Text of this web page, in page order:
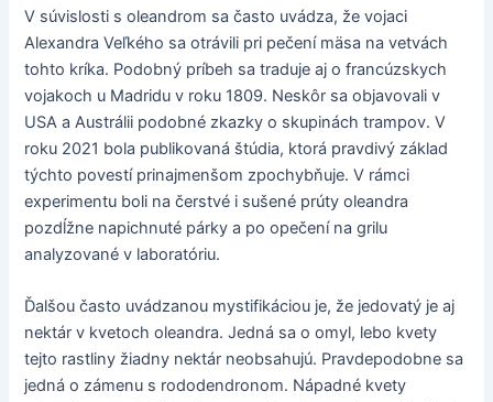
V súvislosti s oleandrom sa často uvádza, že vojaci
Alexandra Veľkého sa otrávili pri pečení mäsa na vetvách
tohto kríka. Podobný príbeh sa traduje aj o francúzskych
vojakoch u Madridu v roku 1809. Neskôr sa objavovali v
USA a Austrálii podobné zkazky o skupinách trampov. V
roku 2021 bola publikovaná štúdia, ktorá pravdivý základ
týchto povestí prinajmenšom zpochybňuje. V rámci
experimentu boli na čerstvé i sušené prúty oleandra
pozdĺžne napichnuté párky a po opečení na grilu
analyzované v laboratóriu.
Ďalšou často uvádzanou mystifikáciou je, že jedovatý je aj
nektár v kvetoch oleandra. Jedná sa o omyl, lebo kvety
tejto rastliny žiadny nektár neobsahujú. Pravdepodobne sa
jedná o zámenu s rododendronom. Nápadné kvety